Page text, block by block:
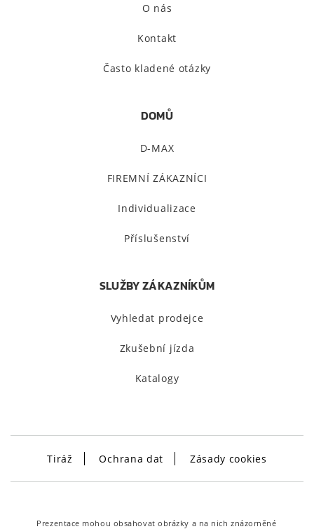
O nás
Kontakt
Často kladené otázky
DOMŮ
D-MAX
FIREMNÍ ZÁKAZNÍCI
Individualizace
Příslušenství
SLUŽBY ZÁKAZNÍKŮM
Vyhledat prodejce
Zkušební jízda
Katalogy
Tiráž Ochrana dat Zásady cookies
Prezentace mohou obsahovat obrázky a na nich znázorněné